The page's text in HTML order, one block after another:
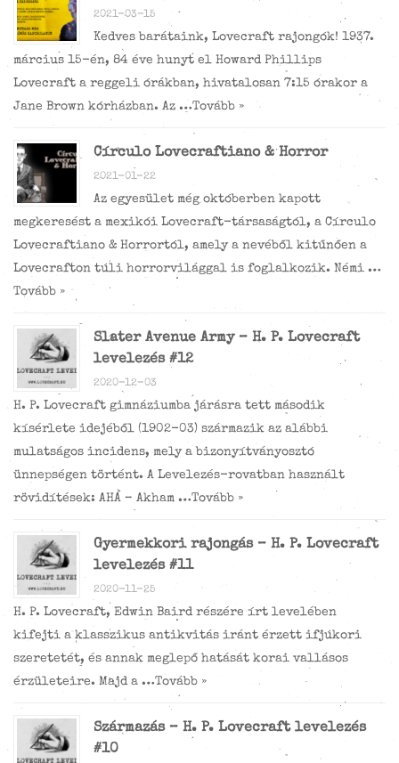
2021-03-15
Kedves barátaink, Lovecraft rajongók! 1937.
március 15-én, 84 éve hunyt el Howard Phillips
Lovecraft a reggeli órákban, hivatalosan 7:15 órakor a
Jane Brown kórházban. Az …Tovább »
Círculo Lovecraftiano & Horror
2021-01-22
Az egyesület még októberben kapott
megkeresést a mexikói Lovecraft-társaságtól, a Círculo
Lovecraftiano & Horrortól, amely a nevéből kitűnően a
Lovecrafton túli horrorvilággal is foglalkozik. Némi …
Tovább »
Slater Avenue Army – H. P. Lovecraft
levelezés #12
2020-12-03
H. P. Lovecraft gimnáziumba járásra tett második
kísérlete idejéből (1902-03) származik az alábbi
mulatságos incidens, mely a bizonyítványosztó
ünnepségen történt. A Levelezés-rovatban használt
rövidítések: AHÁ – Akham …Tovább »
Gyermekkori rajongás – H. P. Lovecraft
levelezés #11
2020-11-25
H. P. Lovecraft, Edwin Baird részére írt levelében
kifejti a klasszikus antikvitás iránt érzett ifjúkori
szeretetét, és annak meglepő hatását korai vallásos
érzületeire. Majd a …Tovább »
Származás – H. P. Lovecraft levelezés
#10